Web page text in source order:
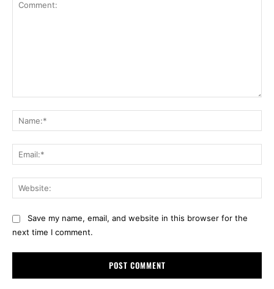
Save my name, email, and website in this browser for the
next time I comment.